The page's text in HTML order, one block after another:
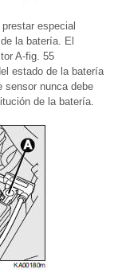
especial
la batería. El
A-fig. 55
estado de la batería
sensor nunca debe
de la batería.